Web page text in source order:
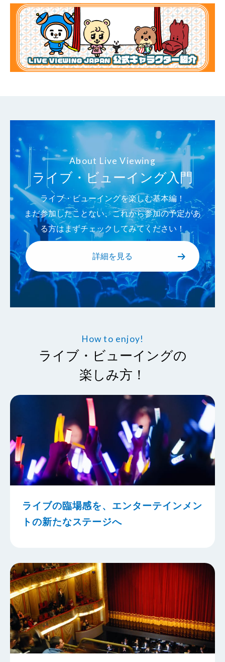
About Live Viewing
ライブ・ビューイング入門
ライブ・ビューイングを楽しむ基本編！
まだ参加したことない、これから参加の予定があ
る方はまずチェックしてみてください！
詳細を見る
How to enjoy!
ライブ・ビューイングの
楽しみ方！
ライブの臨場感を、エンターテインメン
トの新たなステージへ